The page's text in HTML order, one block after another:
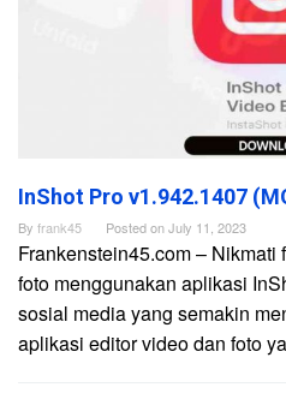
InShot Pro v1.942.1407
By frank45 Posted onJuly 11, 2023
Frankenstein45.com –
foto menggunakan aplikasi
sosial media yang semakin
aplikasi editor video dan foto